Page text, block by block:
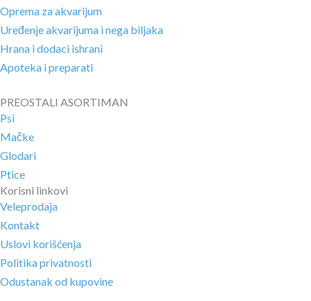
Oprema za akvarijum
Uređenje akvarijuma i nega biljaka
Hrana i dodaci ishrani
Apoteka i preparati
PREOSTALI ASORTIMAN
Psi
Mačke
Glodari
Ptice
Korisni linkovi
Veleprodaja
Kontakt
Uslovi korišćenja
Politika privatnosti
Odustanak od kupovine